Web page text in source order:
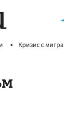
Кризис с